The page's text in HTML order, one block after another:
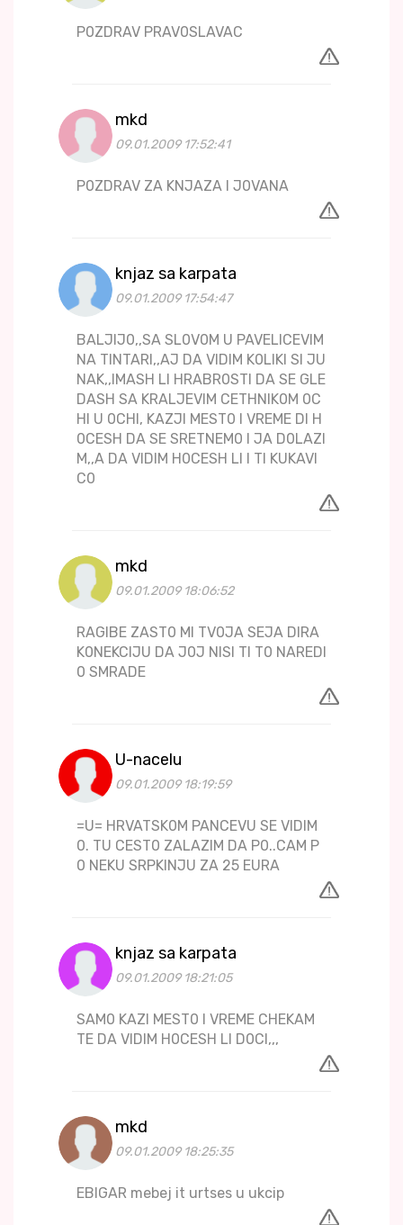
P0ZDRAV PRAV0SLAVAC
mkd
09.01.2009 17:52:41
P0ZDRAV ZA KNJAZA I J0VANA
knjaz sa karpata
09.01.2009 17:54:47
BALJIJ0,,SA SL0V0M U PAVELICEVIM
NA TINTARI,,AJ DA VIDIM K0LIKI SI JU
NAK,,IMASH LI HRABR0STI DA SE GLE
DASH SA KRALJEVIM CETHNIK0M 0C
HI U 0CHI, KAZJI MEST0 I VREME DI H
0CESH DA SE SRETNEM0 I JA D0LAZI
M,,A DA VIDIM H0CESH LI I TI KUKAVI
C0
mkd
09.01.2009 18:06:52
RAGIBE ZAST0 MI TV0JA SEJA DIRA
K0NEKCIJU DA J0J NISI TI T0 NAREDI
0 SMRADE
U-nacelu
09.01.2009 18:19:59
=U= HRVATSK0M PANCEVU SE VIDIM
0. TU CEST0 ZALAZIM DA P0..CAM P
0 NEKU SRPKINJU ZA 25 EURA
knjaz sa karpata
09.01.2009 18:21:05
SAM0 KAZI MEST0 I VREME CHEKAM
TE DA VIDIM H0CESH LI D0CI,,,
mkd
09.01.2009 18:25:35
EBIGAR mebej it urtses u ukcip